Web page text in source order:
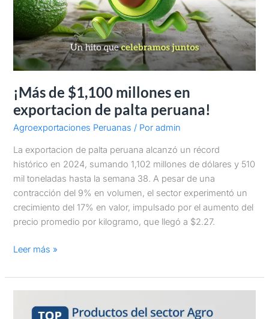
¡Más de $1,100 millones en
exportacion de palta peruana!
Agroexportaciones Peruanas / Poradmin
La exportacion de palta peruana alcanzó un récord
histórico en 2024, sumando 1,102 millones de dólares y 510
mil toneladas hasta la semana 38. A pesar de una
contracción del 9% en volumen, el sector experimentó un
crecimiento del 17% en valor, impulsado por el aumento del
precio promedio por kilogramo, que llegó a $2.27.
Leer más »